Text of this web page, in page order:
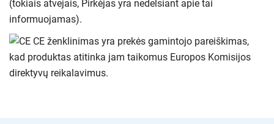
(tokiais atvejais, Pirkėjas yra nedelsiant apie tai
informuojamas).
CE ženklinimas yra prekės gamintojo pareiškimas,
kad produktas atitinka jam taikomus Europos Komisijos
direktyvų reikalavimus.